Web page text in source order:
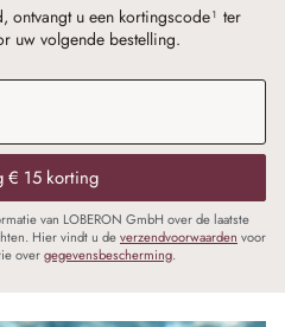
ontvangt u een kortingscode¹ ter
uw volgende bestelling.
€ 15 korting
van LOBERON GmbH over de laatste
Hier vindt u deverzendvoorwaarden voor
overgegevensbescherming.